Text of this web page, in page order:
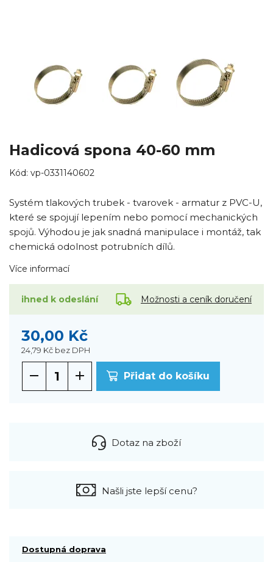
Hadicová spona 40-60 mm
Kód: vp-0331140602
Systém tlakových trubek - tvarovek - armatur z PVC-U,
které se spojují lepením nebo pomocí mechanických
spojů. Výhodou je jak snadná manipulace i montáž, tak
chemická odolnost potrubních dílů.
Více informací
ihned k odeslání Možnosti a ceník doručení
30,00 Kč
24,79 Kč bez DPH
Přidat do košíku
Dotaz na zboží
Našli jste lepší cenu?
Dostupná doprava